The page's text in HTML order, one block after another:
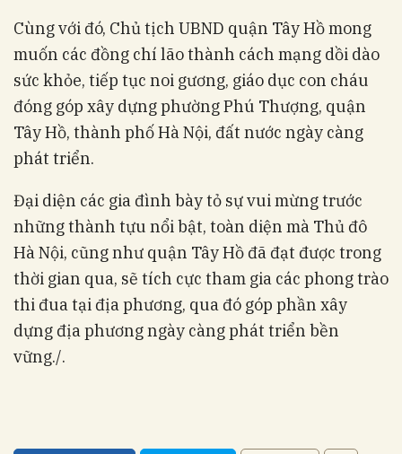
Cùng với đó, Chủ tịch UBND quận Tây Hồ mong
muốn các đồng chí lão thành cách mạng dồi dào
sức khỏe, tiếp tục noi gương, giáo dục con cháu
đóng góp xây dựng phường Phú Thượng, quận
Tây Hồ, thành phố Hà Nội, đất nước ngày càng
phát triển.
Đại diện các gia đình bày tỏ sự vui mừng trước
những thành tựu nổi bật, toàn diện mà Thủ đô
Hà Nội, cũng như quận Tây Hồ đã đạt được trong
thời gian qua, sẽ tích cực tham gia các phong trào
thi đua tại địa phương, qua đó góp phần xây
dựng địa phương ngày càng phát triển bền
vững./.